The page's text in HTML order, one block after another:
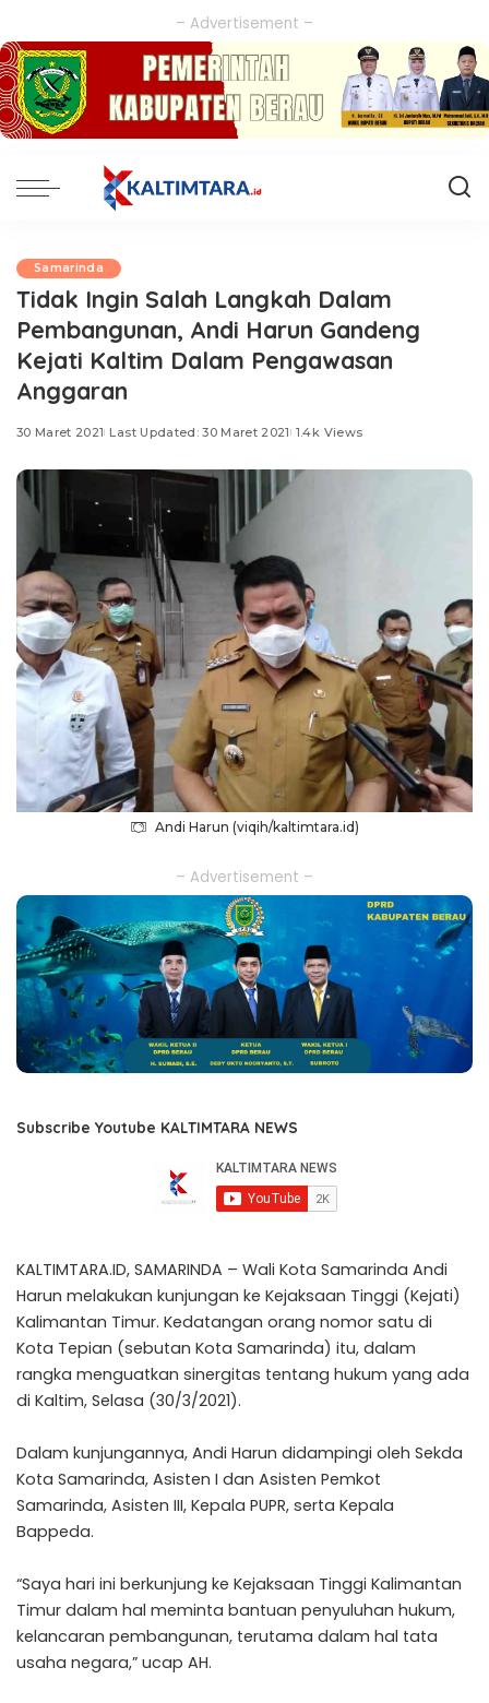
– Advertisement –
Samarinda
Tidak Ingin Salah Langkah Dalam
Pembangunan, Andi Harun Gandeng
Kejati Kaltim Dalam Pengawasan
Anggaran
30 Maret 2021 Last Updated: 30 Maret 2021 1.4k Views
Andi Harun (viqih/kaltimtara.id)
– Advertisement –
Subscribe Youtube KALTIMTARA NEWS
KALTIMTARA.ID, SAMARINDA – Wali Kota Samarinda Andi
Harun melakukan kunjungan ke Kejaksaan Tinggi (Kejati)
Kalimantan Timur. Kedatangan orang nomor satu di
Kota Tepian (sebutan Kota Samarinda) itu, dalam
rangka menguatkan sinergitas tentang hukum yang ada
di Kaltim, Selasa (30/3/2021).
Dalam kunjungannya, Andi Harun didampingi oleh Sekda
Kota Samarinda, Asisten I dan Asisten Pemkot
Samarinda, Asisten III, Kepala PUPR, serta Kepala
Bappeda.
“Saya hari ini berkunjung ke Kejaksaan Tinggi Kalimantan
Timur dalam hal meminta bantuan penyuluhan hukum,
kelancaran pembangunan, terutama dalam hal tata
usaha negara,” ucap AH.